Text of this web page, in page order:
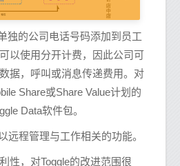
独的公司电话号码添加到员工
以使用分开计费，因此公司可
据，呼叫或消息传递费用。对
Share或Share Value计划的
Data软件包。
远程管理与工作相关的功能。
性，对Toggle的改进范围很